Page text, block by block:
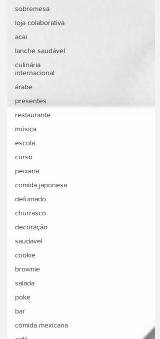
sobremesa
loja colaborativa
acai
lanche saudável
culinária
internacional
árabe
presentes
restaurante
música
escola
curso
peixaria
comida japonesa
defumado
churrasco
decoração
saudavel
cookie
brownie
salada
poke
bar
comida mexicana